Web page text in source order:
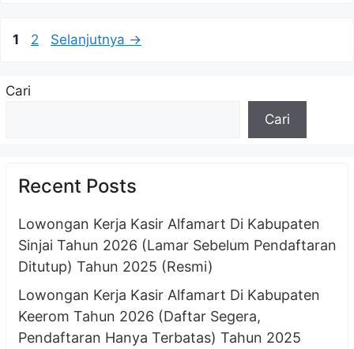
Halaman
1 Halaman
2 Selanjutnya →
Cari
Cari
Recent Posts
Lowongan Kerja Kasir Alfamart Di Kabupaten
Sinjai Tahun 2026 (Lamar Sebelum Pendaftaran
Ditutup) Tahun 2025 (Resmi)
Lowongan Kerja Kasir Alfamart Di Kabupaten
Keerom Tahun 2026 (Daftar Segera,
Pendaftaran Hanya Terbatas) Tahun 2025